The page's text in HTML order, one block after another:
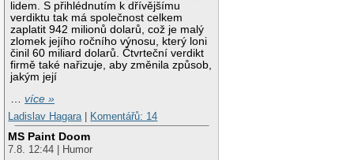
lidem. S přihlédnutím k dřívějšímu
verdiktu tak má společnost celkem
zaplatit 942 milionů dolarů, což je malý
zlomek jejího ročního výnosu, který loni
činil 60 miliard dolarů. Čtvrteční verdikt
firmě také nařizuje, aby změnila způsob,
jakým její
…více »
Ladislav Hagara
Komentářů: 14
MS Paint Doom
7.8. 12:44 | Humor